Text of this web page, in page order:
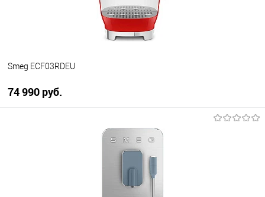
Smeg ECF03RDEU
74 990 руб.
В корзину